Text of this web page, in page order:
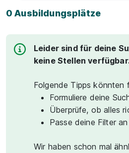
0 Ausbildungsplätze
Leider sind für deine
keine Stellen
Folgende Tipps könnten
Formuliere deine
Überprüfe, ob alles
Passe deine Filter an
Wir haben schon mal